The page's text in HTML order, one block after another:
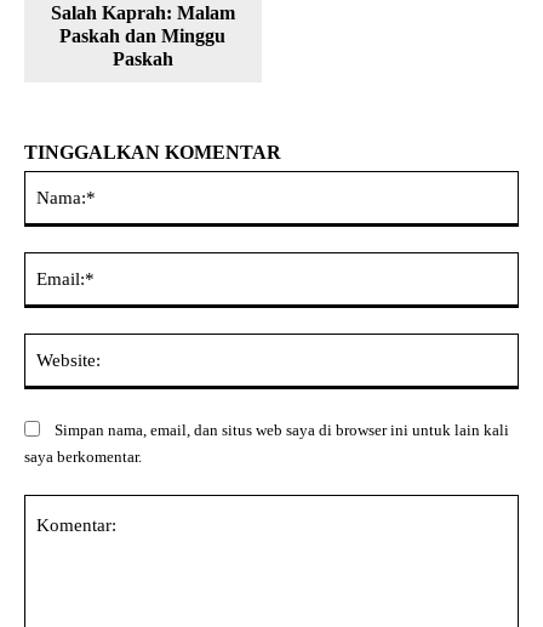
Salah Kaprah: Malam
Paskah dan Minggu
Paskah
TINGGALKAN KOMENTAR
Simpan nama, email, dan situs web saya di browser ini untuk lain kali
saya berkomentar.